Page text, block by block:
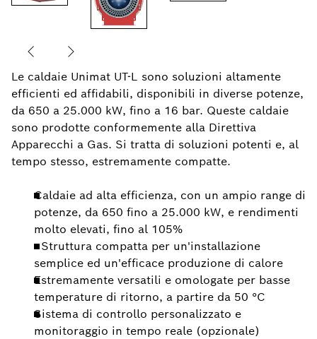
Le caldaie Unimat UT-L sono soluzioni altamente
efficienti ed affidabili, disponibili in diverse potenze,
da 650 a 25.000 kW, fino a 16 bar. Queste caldaie
sono prodotte conformemente alla Direttiva
Apparecchi a Gas. Si tratta di soluzioni potenti e, al
tempo stesso, estremamente compatte.
Caldaie ad alta efficienza, con un ampio range di
potenze, da 650 fino a 25.000 kW, e rendimenti
molto elevati, fino al 105%
- Struttura compatta per un'installazione
semplice ed un'efficace produzione di calore
Estremamente versatili e omologate per basse
temperature di ritorno, a partire da 50 °C
Sistema di controllo personalizzato e
monitoraggio in tempo reale (opzionale)